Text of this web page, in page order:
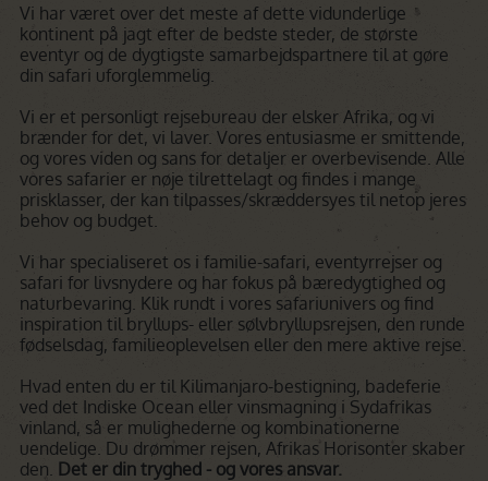
Vi har været over det meste af dette vidunderlige
kontinent på jagt efter de bedste steder, de største
eventyr og de dygtigste samarbejdspartnere til at gøre
din safari uforglemmelig.
Vi er et personligt rejsebureau der elsker Afrika, og vi
brænder for det, vi laver. Vores entusiasme er smittende,
og vores viden og sans for detaljer er overbevisende. Alle
vores safarier er nøje tilrettelagt og findes i mange
prisklasser, der kan tilpasses/skræddersyes til netop jeres
behov og budget.
Vi har specialiseret os i familie-safari, eventyrrejser og
safari for livsnydere og har fokus på bæredygtighed og
naturbevaring. Klik rundt i vores safariunivers og find
inspiration til bryllups- eller sølvbryllupsrejsen, den runde
fødselsdag, familieoplevelsen eller den mere aktive rejse.
Hvad enten du er til Kilimanjaro-bestigning, badeferie
ved det Indiske Ocean eller vinsmagning i Sydafrikas
vinland, så er mulighederne og kombinationerne
uendelige. Du drømmer rejsen, Afrikas Horisonter skaber
den. Det er din tryghed - og vores ansvar.